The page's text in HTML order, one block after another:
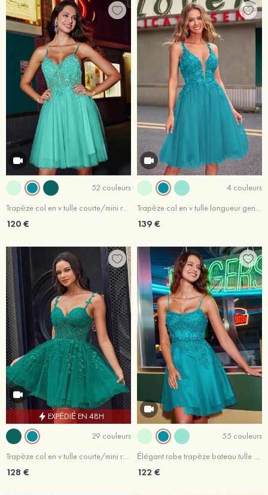
52 couleurs
Trapèze col en v tulle courte/mini robe de fête de la rentrée avec perles
120 €
4 couleurs
Trapèze col en v tulle longueur genou robe de bal
139 €
EXPÉDIÉ EN 48H
29 couleurs
Trapèze col en v tulle courte/mini robe de fête de la rentrée avec dentelle
128 €
55 couleurs
Élégant robe trapèze bateau tulle courte/mini robe de fête de la rentrée avec appliqué perles
122 €